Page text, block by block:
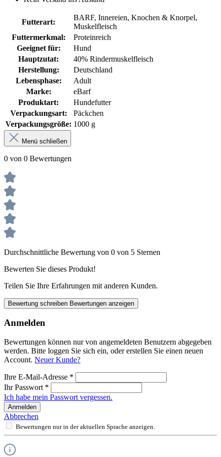
Futterart:
BARF, Innereien, Knochen & Knorpel,
Muskelfleisch
Futtermerkmal:
Proteinreich
Geeignet für:
Hund
Hauptzutat:
40% Rindermuskelfleisch
Herstellung:
Deutschland
Lebensphase:
Adult
Marke:
eBarf
Produktart:
Hundefutter
Verpackungsart:
Päckchen
Verpackungsgröße: 1000 g
Menü schließen
0 von 0 Bewertungen
Durchschnittliche Bewertung von 0 von 5 Sternen
Bewerten Sie dieses Produkt!
Teilen Sie Ihre Erfahrungen mit anderen Kunden.
Bewertung schreiben Bewertungen anzeigen
Anmelden
Bewertungen können nur von angemeldeten Benutzern abgegeben
werden. Bitte loggen Sie sich ein, oder erstellen Sie einen neuen
Account. Neuer Kunde?
Ihre E-Mail-Adresse *
Ihr Passwort *
Ich habe mein Passwort vergessen.
Anmelden
Abbrechen
Bewertungen nur in der aktuellen Sprache anzeigen.